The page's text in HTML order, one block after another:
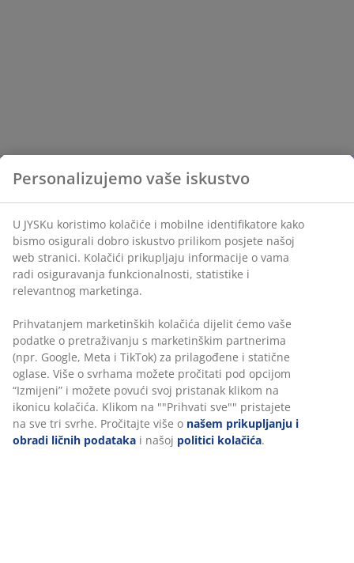
Personalizujemo vaše iskustvo
U JYSKu koristimo kolačiće i mobilne identifikatore kako
bismo osigurali dobro iskustvo prilikom posjete našoj
web stranici. Kolačići prikupljaju informacije o vama
radi osiguravanja funkcionalnosti, statistike i
relevantnog marketinga.
Prihvatanjem marketinških kolačića dijelit ćemo vaše
podatke o pretraživanju s marketinškim partnerima
(npr. Google, Meta i TikTok) za prilagođene i statične
oglase. Više o svrhama možete pročitati pod opcijom
“Izmijeni” i možete povući svoj pristanak klikom na
ikonicu kolačića. Klikom na ""Prihvati sve"" pristajete
na sve tri svrhe. Pročitajte više o našem prikupljanju i
obradi ličnih podataka i našoj politici kolačića.